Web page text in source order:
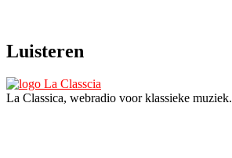
Luisteren
La Classica, webradio voor klassieke muziek.